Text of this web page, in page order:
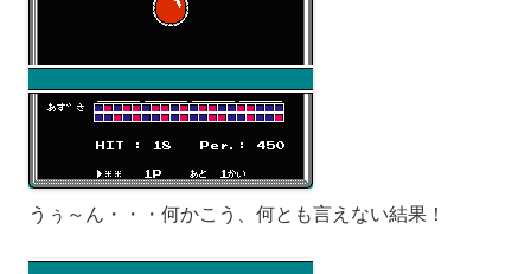
うぅ～ん・・・何かこう、何とも言えない結果！